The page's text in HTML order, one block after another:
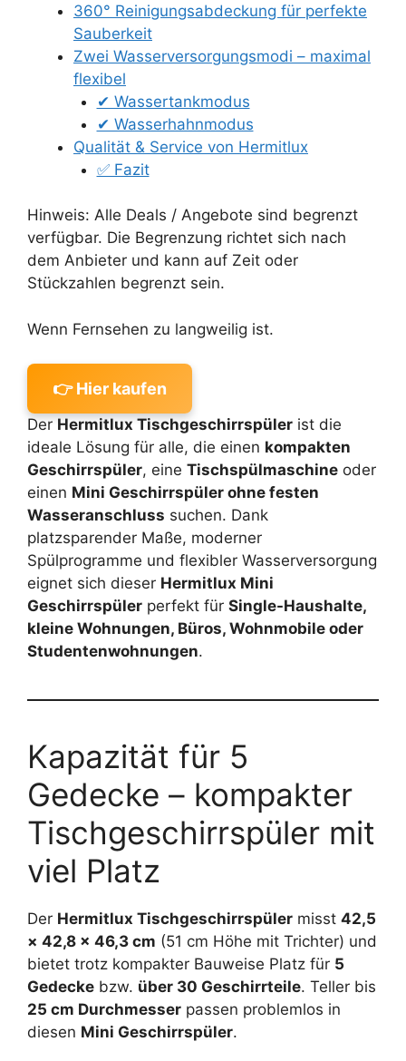
360° Reinigungsabdeckung für perfekte
Sauberkeit
Zwei Wasserversorgungsmodi – maximal
flexibel
✔ Wassertankmodus
✔ Wasserhahnmodus
Qualität & Service von Hermitlux
✅ Fazit
Hinweis: Alle Deals / Angebote sind begrenzt
verfügbar. Die Begrenzung richtet sich nach
dem Anbieter und kann auf Zeit oder
Stückzahlen begrenzt sein.
Wenn Fernsehen zu langweilig ist.
👉 Hier kaufen
Der Hermitlux Tischgeschirrspüler ist die
ideale Lösung für alle, die einen kompakten
Geschirrspüler, eine Tischspülmaschine oder
einen Mini Geschirrspüler ohne festen
Wasseranschluss suchen. Dank
platzsparender Maße, moderner
Spülprogramme und flexibler Wasserversorgung
eignet sich dieser Hermitlux Mini
Geschirrspüler perfekt für Single-Haushalte,
kleine Wohnungen, Büros, Wohnmobile oder
Studentenwohnungen.
Kapazität für 5
Gedecke – kompakter
Tischgeschirrspüler mit
viel Platz
Der Hermitlux Tischgeschirrspüler misst 42,5
× 42,8 × 46,3 cm (51 cm Höhe mit Trichter) und
bietet trotz kompakter Bauweise Platz für 5
Gedecke bzw. über 30 Geschirrteile. Teller bis
25 cm Durchmesser passen problemlos in
diesen Mini Geschirrspüler.